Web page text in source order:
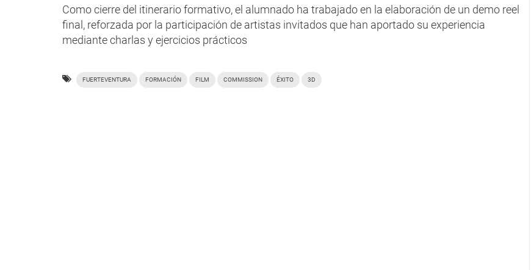
Como cierre del itinerario formativo, el alumnado ha trabajado en la elaboración de un demo reel
final, reforzada por la participación de artistas invitados que han aportado su experiencia
mediante charlas y ejercicios prácticos
FUERTEVENTURA FORMACIÓN FILM COMMISSION ÉXITO 3D